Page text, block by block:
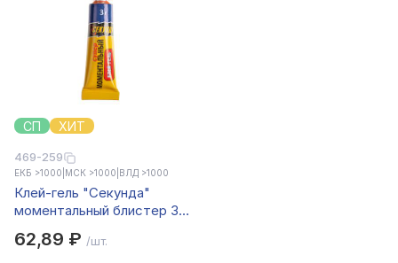
СП ХИТ
469-259
ЕКБ >1000 МСК >1000 ВЛД >1000
Клей-гель "Секунда"
моментальный блистер 3г,
62,89 ₽ /шт.